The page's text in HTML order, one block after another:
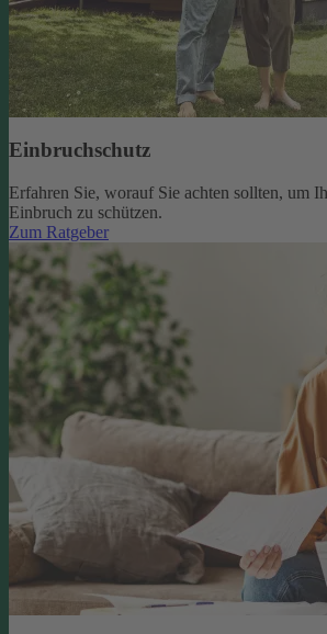
Einbruchschutz
Erfahren Sie, worauf Sie achten sollten, um
Einbruch zu schützen.
Zum Ratgeber